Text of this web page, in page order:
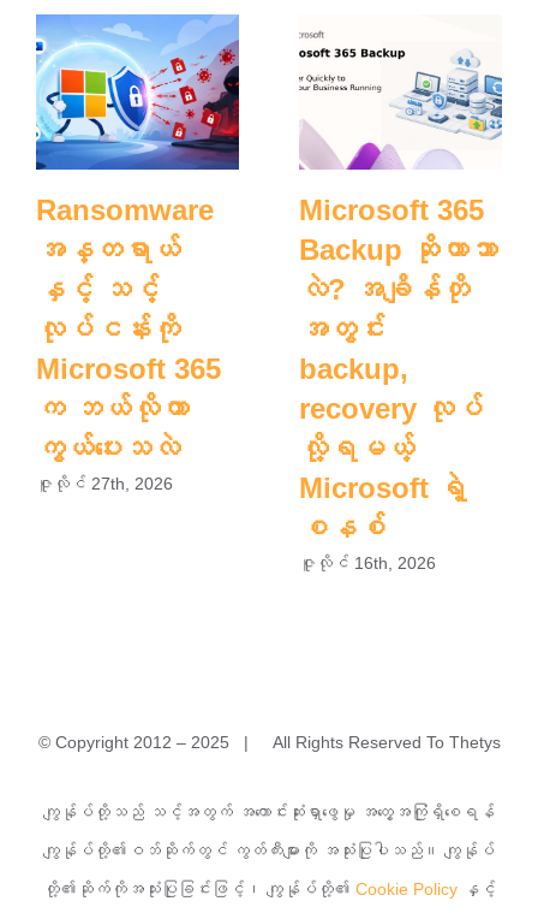
ကျွန်ုပ်တို့သည် သင့်အတွက် အကောင်းဆုံးရှာဖွေမှု အတွေ့အကြုံရှိစေရန်
ကျွန်ုပ်တို့၏ဝဘ်ဆိုက်တွင် ကွတ်ကီးများကို အသုံးပြုပါသည်။ ကျွန်ုပ်
တို့၏ဆိုက်ကိုအသုံးပြုခြင်းဖြင့်၊ ကျွန်ုပ်တို့၏ Cookie Policyနှင့်
Ransomware
အန္တရာယ်
နှင့် သင့်
လုပ်ငန်းကို
Microsoft 365
က ဘယ်လိုကာ
ကွယ်ပေးသလဲ
ဇူလိုင် 27th, 2026
Microsoft 365
Backup ဆိုတာဘာ
လဲ? အချိန်တို
အတွင်း
backup,
recovery လုပ်
လို့ရမယ့်
Microsoft ရဲ့
စနစ်
ဇူလိုင် 16th, 2026
© Copyright 2012 – 2025 | All Rights Reserved To Thetys
၀၉ ၇၆၈၂၄၂၇၇၇